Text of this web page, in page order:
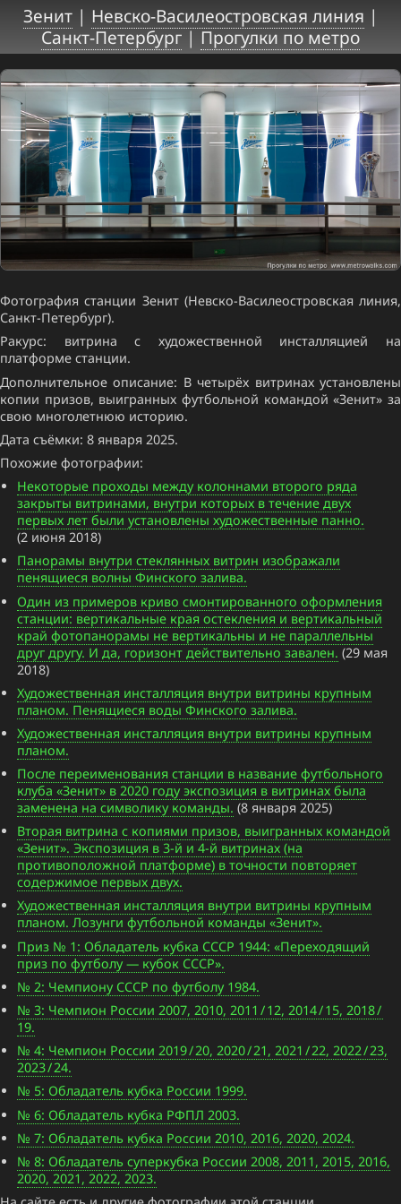
Зенит| Невско-Василеостровская линия |
Санкт-Петербург|Прогулки по метро
Фотография станции Зенит (Невско-Василеостровская линия,
Санкт-Петербург).
Ракурс: витрина с художественной инсталляцией на
платформе станции.
Дополнительное описание: В четырёх витринах установлены
копии призов, выигранных футбольной командой «Зенит» за
свою многолетнюю историю.
Дата съёмки: 8 января 2025.
Похожие фотографии:
Некоторые проходы между колоннами второго ряда
закрыты витринами, внутри которых в течение двух
первых лет были установлены художественные панно.
(2 июня 2018)
Панорамы внутри стеклянных витрин изображали
пенящиеся волны Финского залива.
Один из примеров криво смонтированного оформления
станции: вертикальные края остекления и вертикальный
край фотопанорамы не вертикальны и не параллельны
друг другу. И да, горизонт действительно завален. (29 мая
2018)
Художественная инсталляция внутри витрины крупным
планом. Пенящиеся воды Финского залива.
Художественная инсталляция внутри витрины крупным
планом.
После переименования станции в название футбольного
клуба «Зенит» в 2020 году экспозиция в витринах была
заменена на символику команды. (8 января 2025)
Вторая витрина с копиями призов, выигранных командой
«Зенит». Экспозиция в 3-й и 4-й витринах (на
противоположной платформе) в точности повторяет
содержимое первых двух.
Художественная инсталляция внутри витрины крупным
планом. Лозунги футбольной команды «Зенит».
Приз № 1: Обладатель кубка СССР 1944: «Переходящий
приз по футболу — кубок СССР».
№ 2: Чемпиону СССР по футболу 1984.
№ 3: Чемпион России 2007, 2010, 2011 / 12, 2014 / 15, 2018 /
19.
№ 4: Чемпион России 2019 / 20, 2020 / 21, 2021 / 22, 2022 / 23,
2023 / 24.
№ 5: Обладатель кубка России 1999.
№ 6: Обладатель кубка РФПЛ 2003.
№ 7: Обладатель кубка России 2010, 2016, 2020, 2024.
№ 8: Обладатель суперкубка России 2008, 2011, 2015, 2016,
2020, 2021, 2022, 2023.